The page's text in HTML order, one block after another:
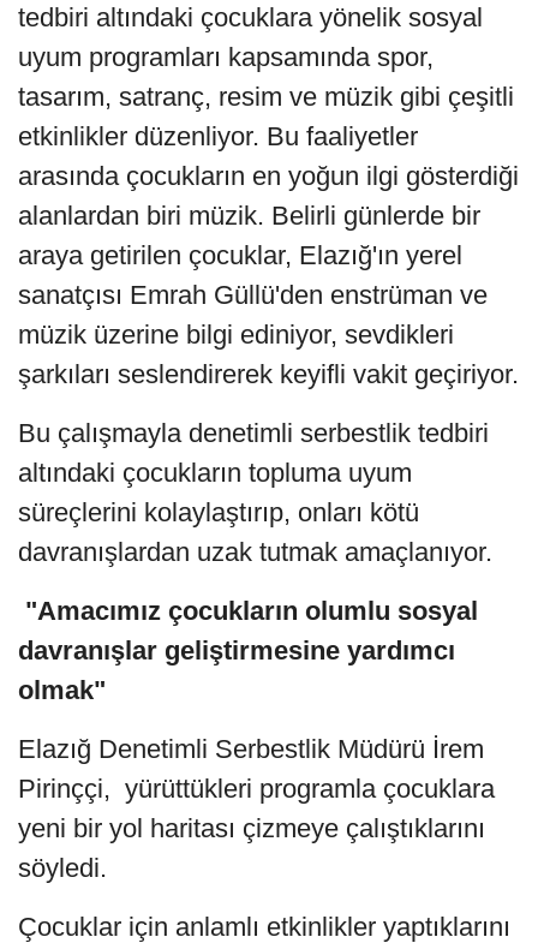
tedbiri altındaki çocuklara yönelik sosyal
uyum programları kapsamında spor,
tasarım, satranç, resim ve müzik gibi çeşitli
etkinlikler düzenliyor. Bu faaliyetler
arasında çocukların en yoğun ilgi gösterdiği
alanlardan biri müzik. Belirli günlerde bir
araya getirilen çocuklar, Elazığ'ın yerel
sanatçısı Emrah Güllü'den enstrüman ve
müzik üzerine bilgi ediniyor, sevdikleri
şarkıları seslendirerek keyifli vakit geçiriyor.
Bu çalışmayla denetimli serbestlik tedbiri
altındaki çocukların topluma uyum
süreçlerini kolaylaştırıp, onları kötü
davranışlardan uzak tutmak amaçlanıyor.
"Amacımız çocukların olumlu sosyal
davranışlar geliştirmesine yardımcı
olmak"
Elazığ Denetimli Serbestlik Müdürü İrem
Pirinççi, yürüttükleri programla çocuklara
yeni bir yol haritası çizmeye çalıştıklarını
söyledi.
Çocuklar için anlamlı etkinlikler yaptıklarını